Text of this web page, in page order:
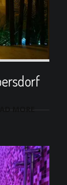
MORE